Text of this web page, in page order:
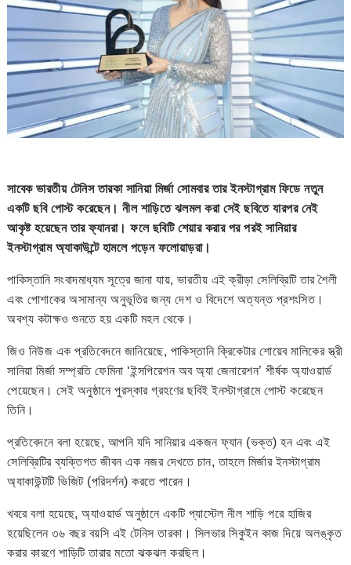
সাবেক ভারতীয় টেনিস তারকা সানিয়া মির্জা সোমবার তার ইনস্টাগ্রাম ফিডে নতুন
একটি ছবি পোস্ট করেছেন। নীল শাড়িতে ঝলমল করা সেই ছবিতে যারপর নেই
আকৃষ্ট হয়েছেন তার ফ্যানরা। ফলে ছবিটি শেয়ার করার পর পরই সানিয়ার
ইনস্টাগ্রাম অ্যাকাউন্টে হামলে পড়েন ফলোয়াড়রা।
পাকিস্তানি সংবাদমাধ্যম সূত্রে জানা যায়, ভারতীয় এই ক্রীড়া সেলিব্রিটি তার শৈলী
এবং পোশাকের অসামান্য অনুভূতির জন্য দেশ ও বিদেশে অত্যন্ত প্রশংসিত।
অবশ্য কটাক্ষও শুনতে হয় একটি মহল থেকে।
জিও নিউজ এক প্রতিবেদনে জানিয়েছে, পাকিস্তানি ক্রিকেটার শোয়েব মালিকের স্ত্রী
সানিয়া মির্জা সম্প্রতি ফেমিনা ‘ইন্সপিরেশন অব অ্যা জেনারেশন’ শীর্ষক অ্যাওয়ার্ড
পেয়েছেন। সেই অনুষ্ঠানে পুরস্কার গ্রহণের ছবিই ইনস্টাগ্রামে পোস্ট করেছেন
তিনি।
প্রতিবেদনে বলা হয়েছে, আপনি যদি সানিয়ার একজন ফ্যান (ভক্ত) হন এবং এই
সেলিব্রিটির ব্যক্তিগত জীবন এক নজর দেখতে চান, তাহলে মির্জার ইনস্টাগ্রাম
অ্যাকাউন্টটি ভিজিট (পরিদর্শন) করতে পারেন।
খবরে বলা হয়েছে, অ্যাওয়ার্ড অনুষ্ঠানে একটি প্যাস্টেল নীল শাড়ি পরে হাজির
হয়েছিলেন ৩৬ বছর বয়সি এই টেনিস তারকা। সিলভার সিকুইন কাজ দিয়ে অলঙ্কৃত
করার কারণে শাড়িটি তারার মতো ঝকঝল করছিল।